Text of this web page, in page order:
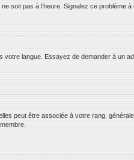
soit pas à l’heure. Signalez ce problème à
langue. Essayez de demander à un
peut être associée à votre rang,